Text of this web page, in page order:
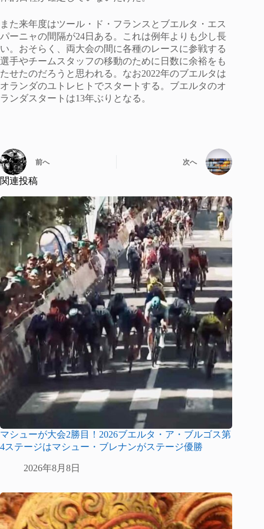
また来年度はツール・ド・フランスとブエルタ・エス
パーニャの間隔が24日ある。これは例年よりも少し長
い。おそらく、両大会の間に各種のレースに参戦する
選手やチームスタッフの移動のために日数に余裕をも
たせたのだろうと思われる。なお2022年のブエルタは
オランダのユトレヒトでスタートする。ブエルタのオ
ランダスタートは13年ぶりとなる。
前へ 次へ
関連投稿
マシューが大会2勝目！2026ブエルタ・ア・ブルゴス第
4ステージはマシュー・ブレナンがステージ優勝
2026年8月8日